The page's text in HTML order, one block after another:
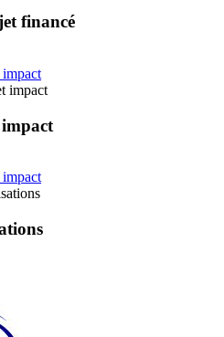
financé
impact
impact
impact
impact